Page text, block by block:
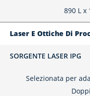
890 L x
Laser E Ottiche Di
SORGENTE LASER IPG
Selezionata per